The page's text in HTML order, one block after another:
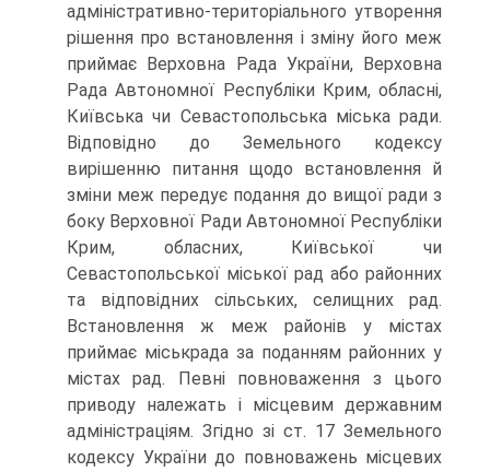
адміністративно-територіального утворення
рішення про встановлення і зміну його меж
приймає Верховна Рада України, Верховна
Рада Автономної Республіки Крим, обласні,
Київська чи Севастопольська міська ради.
Відповідно до Земельного кодексу
вирішенню питання щодо встановлення й
зміни меж передує подання до вищої ради з
боку Верховної Ради Автономної Республіки
Крим, обласних, Київської чи
Севастопольської міської рад або районних
та відповідних сільських, селищних рад.
Встановлення ж меж районів у містах
приймає міськрада за поданням районних у
містах рад. Певні повноваження з цього
приводу належать і місцевим державним
адміністраціям. Згідно зі ст. 17 Земельного
кодексу України до повноважень місцевих